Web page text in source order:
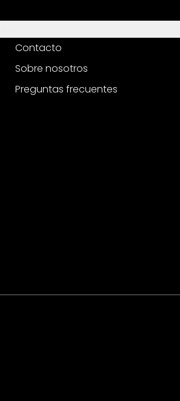
Contacto
Sobre nosotros
Preguntas frecuentes